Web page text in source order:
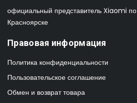
официальный представитель Xiaomi
Красноярске
Правовая информация
Политика конфиденциальности
Пользовательское соглашение
Обмен и возврат товара